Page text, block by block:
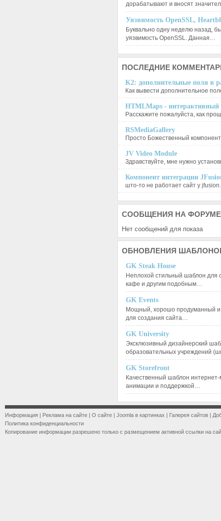
дорабатывают и вносят
Уязвимость OpenSSL,
Буквально одну неделю назад,
уязвимость OpenSSL. Данная…
ПОСЛЕДНИЕ
K2: дополнительные поля в
Как вывести дополнительное
HTMLMaps - интерактивный
Расскажите пожалуйста, как
RSMediaGallery
Просто Божественный
JV Video Module
Здравствуйте, мне нужно
Компонент интеграции
што-то не работает сайт у
СООБЩЕНИЯ НА ФОРУМЕ
Нет сообщений для показа
ОБНОВЛЕНИЯ
GK Steak House
Неплохой стильный шаблон для
кафе и другим подобным…
GK Events
Мощный, хорошо продуманный и
для создания сайта…
GK University
Эксклюзивный дизайнерский
образовательных учреждений
GK Storefront
Качественный шаблон
анимации и поддержкой…
Информация | Реклама на сайте | О сайте | Joomla в картинках | Галерея сайтов |
Политика конфиденциальности
Копирование информации разрешено только с размещением активной ссылки на